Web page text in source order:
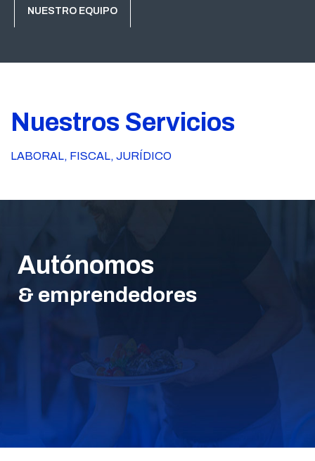
NUESTRO EQUIPO
Nuestros Servicios
LABORAL, FISCAL, JURÍDICO
Autónomos
& emprendedores